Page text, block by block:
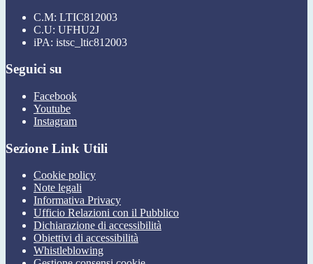
C.M: LTIC812003
C.U: UFHU2J
iPA: istsc_ltic812003
Seguici su
Facebook
Youtube
Instagram
Sezione Link Utili
Cookie policy
Note legali
Informativa Privacy
Ufficio Relazioni con il Pubblico
Dichiarazione di accessibilità
Obiettivi di accessibilità
Whistleblowing